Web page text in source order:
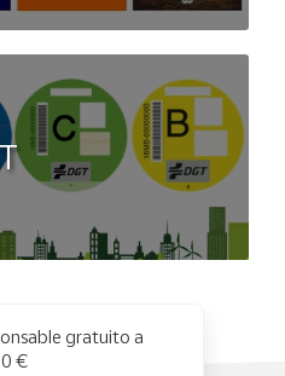
gratuito a
€